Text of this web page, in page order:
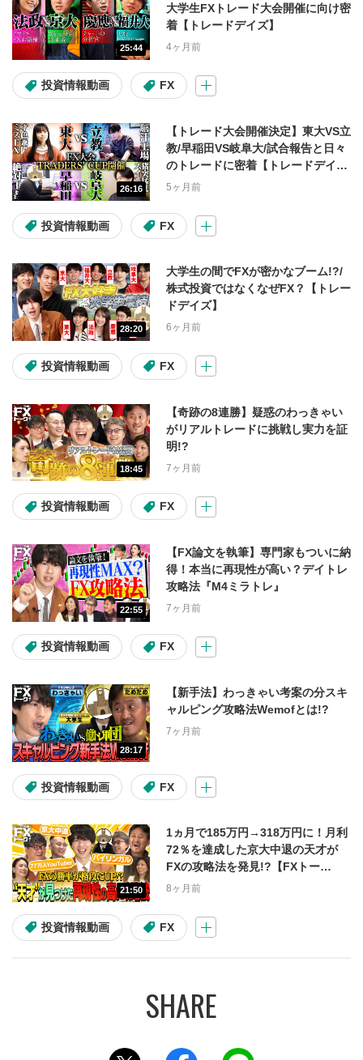
画面操作 手続き
サービス案内
よくある困りごと
再発行 ログイン
資金の振り替え
取引の種類
日本株取引
投資信託取引 FX取引
ツール
お客様サイト
米国株お客様サイト
投資信託お客様サイト
投資信託アプリ
サービス・商品詳細
現物取引 信用取引
IPO(操作説明) 定期入金
らくらく振替入金
ブラウザ・デバイス
Google Chrome
PC スマートフォン
25:44
大学生FXトレード大会開催に向け密
着【トレードデイズ】
4ヶ月前
投資情報動画 FX
26:16
【トレード大会開催決定】東大VS立
教/早稲田VS岐阜大/試合報告と日々
のトレードに密着【トレードデイ
ズ】
5ヶ月前
投資情報動画 FX
28:20
大学生の間でFXが密かなブーム!?/
株式投資ではなくなぜFX？【トレー
ドデイズ】
6ヶ月前
投資情報動画 FX
18:45
【奇跡の8連勝】疑惑のわっきゃい
がリアルトレードに挑戦し実力を証
明!?
7ヶ月前
投資情報動画 FX
22:55
【FX論文を執筆】専門家もついに納
得！本当に再現性が高い？デイトレ
攻略法『M4ミラトレ』
7ヶ月前
投資情報動画 FX
28:17
【新手法】わっきゃい考案の分スキ
ャルピング攻略法Wemofとは!?
7ヶ月前
投資情報動画 FX
21:50
1ヵ月で185万円→318万円に！月利
72％を達成した京大中退の天才が
FXの攻略法を発見!?【FXトー
ク！】
8ヶ月前
投資情報動画 FX